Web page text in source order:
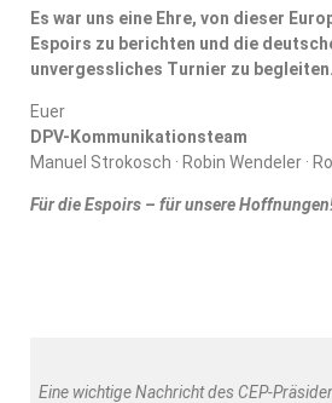
Es war uns eine Ehre, von dieser
Espoirs zu berichten und die
unvergessliches Turnier zu begleiten.
Euer
DPV-Kommunikationsteam
Manuel Strokosch · Robin Wendeler ·
Für die Espoirs – für unsere
Eine wichtige Nachricht des CEP-